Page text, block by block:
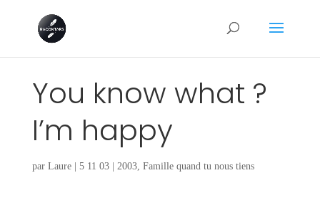
You know what ?
I’m happy
par Laure| 5 11 03| 2003, Famille quand tu nous tiens